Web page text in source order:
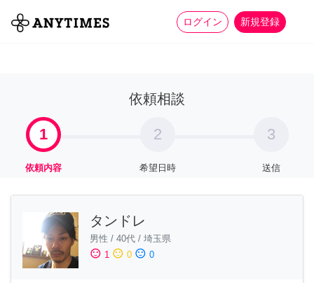
ログイン 新規登録
全て 家事 more_horiz
依頼相談
1
依頼内容
2
希望日時
3
送信
タンドレ
男性 / 40代 / 埼玉県
sentiment_satisfied 1 sentiment_neutral 0 sentiment_dissatisfied 0